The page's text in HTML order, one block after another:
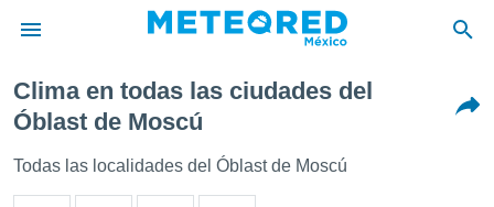
de
ha sido
Clima en todas las ciudades del
Óblast de Moscú
Todas las localidades del Óblast de Moscú